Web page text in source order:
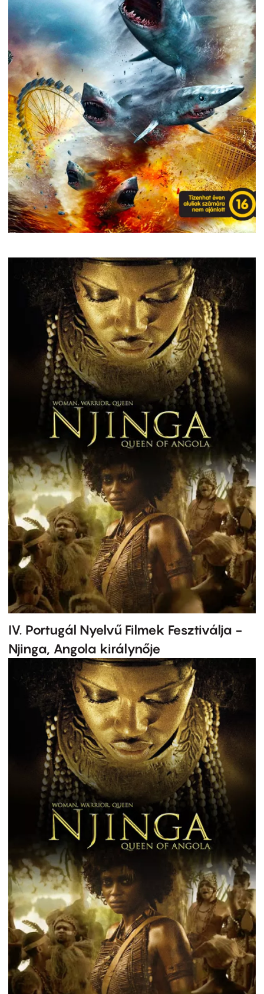
IV. Portugál Nyelvű Filmek Fesztiválja -
Njinga, Angola királynője